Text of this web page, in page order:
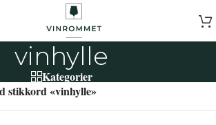
vinhylle
Kategorier
stikkord «vinhylle»